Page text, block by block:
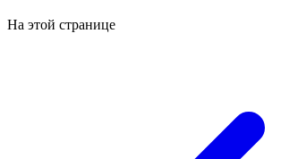
На этой странице